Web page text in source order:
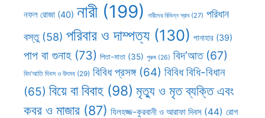
নফল রোজা (40) নারী(199) নারীদের বিভিন্ন স্রাব(27) পরিধান
বস্তু(58) পরিবার ও দাম্পত্য (130) পানাহার (39)
পাপ বা গুনাহ(73) পিতা-মাতা (35) পুরুষ (26) বিদ’আত(67)
বিদ’আতি দিবস ও উৎসব (29) বিবিধ প্রসঙ্গ(64) বিবিধ বিধি-বিধান
(65) বিয়ে বা বিবাহ (98) মৃত্যু ও মৃত ব্যক্তি এবং
কবর ও মাজার (87) যিলহজ্জ-কুরবানী ও আরাফা দিবস (44) রোগ